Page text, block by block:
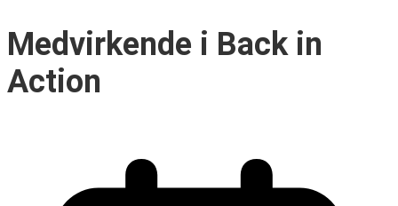
Medvirkende i Back in
Action